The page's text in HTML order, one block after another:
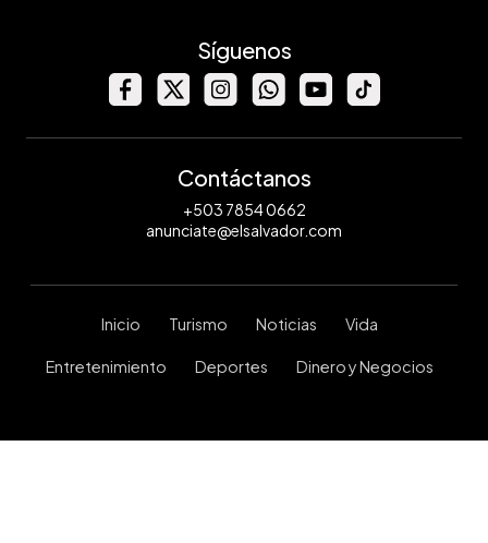
Síguenos
Contáctanos
+503 7854 0662
anunciate@elsalvador.com
Inicio Turismo Noticias Vida
Entretenimiento Deportes Dinero y Negocios